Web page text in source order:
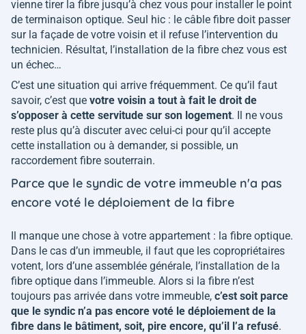
vienne tirer la fibre jusqu’à chez vous pour installer le point
de terminaison optique. Seul hic : le câble fibre doit passer
sur la façade de votre voisin et il refuse l’intervention du
technicien. Résultat, l’installation de la fibre chez vous est
un échec…
C’est une situation qui arrive fréquemment. Ce qu’il faut
savoir, c’est que votre voisin a tout à fait le droit de
s’opposer à cette servitude sur son logement. Il ne vous
reste plus qu’à discuter avec celui-ci pour qu’il accepte
cette installation ou à demander, si possible, un
raccordement fibre souterrain.
Parce que le syndic de votre immeuble n'a pas
encore voté le déploiement de la fibre
Il manque une chose à votre appartement : la fibre optique.
Dans le cas d’un immeuble, il faut que les copropriétaires
votent, lors d’une assemblée générale, l’installation de la
fibre optique dans l’immeuble. Alors si la fibre n’est
toujours pas arrivée dans votre immeuble, c’est soit parce
que le syndic n’a pas encore voté le déploiement de la
fibre dans le bâtiment, soit, pire encore, qu’il l’a refusé.